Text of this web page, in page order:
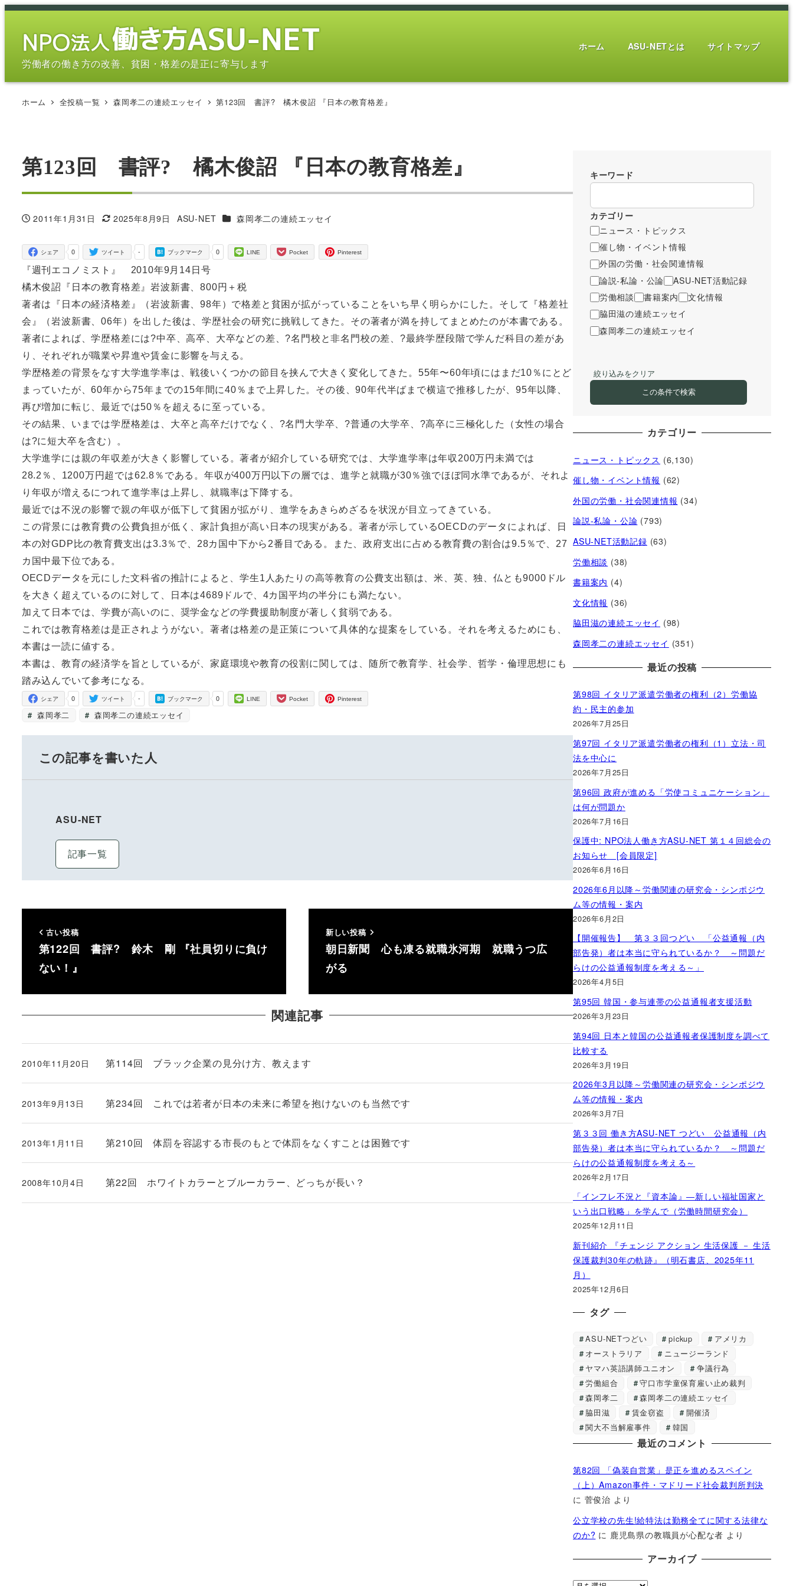
メ
労働者の働き方の改善、貧困・格差の是正に寄与します
ホーム ASU-NETとは サイトマップ
ホーム 全投稿一覧 森岡孝二の連続エッセイ 第123回 書評? 橘木俊詔 『日本の教育格差』
第123回 書評? 橘木俊詔 『日本の教育格差』
投稿日
2011年1月31日
更新日
2025年8月9日
著
ASU-NET カテゴリー
森岡孝二の連続エッセイ
0
シェア -
ツイート 0
ブックマーク LINE Pocket Pinterest
『週刊エコノミスト』 2010年9月14日号
橘木俊詔『日本の教育格差』岩波新書、800円＋税
著者は『日本の経済格差』（岩波新書、98年）で格差と貧困が拡がっていることをいち早く明らかにした。そして『格差社
会』（岩波新書、06年）を出した後は、学歴社会の研究に挑戦してきた。その著者が満を持してまとめたのが本書である。
著者によれば、学歴格差には?中卒、高卒、大卒などの差、?名門校と非名門校の差、?最終学歴段階で学んだ科目の差があ
り、それぞれが職業や昇進や賃金に影響を与える。
学歴格差の背景をなす大学進学率は、戦後いくつかの節目を挟んで大きく変化してきた。55年〜60年頃にはまだ10％にとど
まっていたが、60年から75年までの15年間に40％まで上昇した。その後、90年代半ばまで横這で推移したが、95年以降、
再び増加に転じ、最近では50％を超えるに至っている。
その結果、いまでは学歴格差は、大卒と高卒だけでなく、?名門大学卒、?普通の大学卒、?高卒に三極化した（女性の場合
は?に短大卒を含む）。
大学進学には親の年収差が大きく影響している。著者が紹介している研究では、大学進学率は年収200万円未満では
28.2％、1200万円超では62.8％である。年収が400万円以下の層では、進学と就職が30％強でほぼ同水準であるが、それよ
り年収が増えるにつれて進学率は上昇し、就職率は下降する。
最近では不況の影響で親の年収が低下して貧困が拡がり、進学をあきらめざるを状況が目立ってきている。
この背景には教育費の公費負担が低く、家計負担が高い日本の現実がある。著者が示しているOECDのデータによれば、日
本の対GDP比の教育費支出は3.3％で、28カ国中下から2番目である。また、政府支出に占める教育費の割合は9.5％で、27
カ国中最下位である。
OECDデータを元にした文科省の推計によると、学生1人あたりの高等教育の公費支出額は、米、英、独、仏とも9000ドル
を大きく超えているのに対して、日本は4689ドルで、4カ国平均の半分にも満たない。
加えて日本では、学費が高いのに、奨学金などの学費援助制度が著しく貧弱である。
これでは教育格差は是正されようがない。著者は格差の是正策について具体的な提案をしている。それを考えるためにも、
本書は一読に値する。
本書は、教育の経済学を旨としているが、家庭環境や教育の役割に関しては、随所で教育学、社会学、哲学・倫理思想にも
踏み込んでいて参考になる。
0
シェア -
ツイート 0
ブックマーク LINE Pocket Pinterest
森岡孝二 森岡孝二の連続エッセイ
この記事を書いた人
ASU-NET
記事一覧
古い投稿
第122回 書評? 鈴木 剛 『社員切りに負け
ない！』
新しい投稿
朝日新聞 心も凍る就職氷河期 就職うつ広
がる
関連記事
第114回 ブラック企業の見分け方、教えます
投稿日
2010年11月20日
第234回 これでは若者が日本の未来に希望を抱けないのも当然です
投稿日
2013年9月13日
第210回 体罰を容認する市長のもとで体罰をなくすことは困難です
投稿日
2013年1月11日
第22回 ホワイトカラーとブルーカラー、どっちが長い？
投稿日
2008年10月4日
キーワード
カテゴリー
ニュース・トピックス
催し物・イベント情報
外国の労働・社会関連情報
論説-私論・公論
ASU-NET活動記録
労働相談
書籍案内
文化情報
脇田滋の連続エッセイ
森岡孝二の連続エッセイ
絞り込みをクリア
この条件で検索
カテゴリー
ニュース・トピックス (6,130)
催し物・イベント情報 (62)
外国の労働・社会関連情報 (34)
論説-私論・公論 (793)
ASU-NET活動記録 (63)
労働相談 (38)
書籍案内 (4)
文化情報 (36)
脇田滋の連続エッセイ (98)
森岡孝二の連続エッセイ (351)
最近の投稿
第98回 イタリア派遣労働者の権利（2）労働協
約・民主的参加
2026年7月25日
第97回 イタリア派遣労働者の権利（1）立法・司
法を中心に
2026年7月25日
第96回 政府が進める「労使コミュニケーション」
は何が問題か
2026年7月16日
保護中: NPO法人働き方ASU-NET 第１４回総会の
お知らせ [会員限定]
2026年6月16日
2026年6月以降～労働関連の研究会・シンポジウ
ム等の情報・案内
2026年6月2日
【開催報告】 第３３回つどい 「公益通報（内
部告発）者は本当に守られているか？ ～問題だ
らけの公益通報制度を考える～」
2026年4月5日
第95回 韓国・参与連帯の公益通報者支援活動
2026年3月23日
第94回 日本と韓国の公益通報者保護制度を調べて
比較する
2026年3月19日
2026年3月以降～労働関連の研究会・シンポジウ
ム等の情報・案内
2026年3月7日
第３３回 働き方ASU-NET つどい 公益通報（内
部告発）者は本当に守られているか？ ～問題だ
らけの公益通報制度を考える～
2026年2月17日
「インフレ不況と『資本論』―新しい福祉国家と
いう出口戦略」を学んで（労働時間研究会）
2025年12月11日
新刊紹介 『チェンジ アクション 生活保護 － 生活
保護裁判30年の軌跡』（明石書店、2025年11
月）
2025年12月6日
タグ
ASU-NETつどい pickup
アメリカ
オーストラリア
ニュージーランド
ヤマハ英語講師ユニオン
争議行為
労働組合
守口市学童保育雇い止め裁判
森岡孝二
森岡孝二の連続エッセイ
脇田滋
賃金窃盗
開催済
関大不当解雇事件
韓国
最近のコメント
第82回 「偽装自営業」是正を進めるスペイン
（上）Amazon事件・マドリード社会裁判所判決
に 菅俊治 より
公立学校の先生!給特法は勤務全てに関する法律な
のか? に 鹿児島県の教職員が心配な者 より
アーカイブ